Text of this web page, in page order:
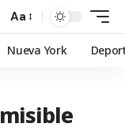
Aa
Nueva York